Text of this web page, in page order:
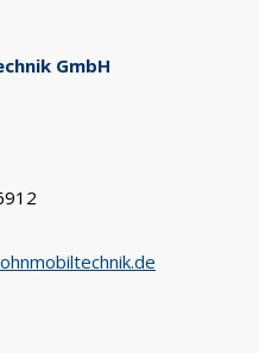
GmbH